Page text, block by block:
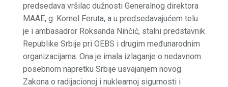
predsedava vršilac dužnosti Generalnog direktora
MAAE, g. Kornel Feruta, a u predsedavajućem telu
je i ambasadror Roksanda Ninčić, stalni predstavnik
Republike Srbije pri OEBS i drugim međunarodnim
organizacijama. Ona je imala izlaganje o nedavnom
posebnom napretku Srbije usvajanjem novog
Zakona o radijacionoj i nuklearnoj sigurnosti i